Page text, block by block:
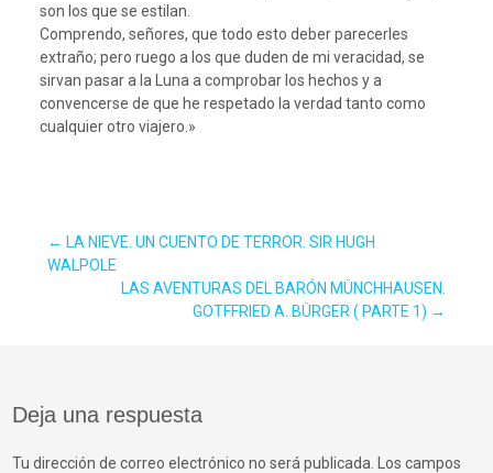
son los que se estilan.
Comprendo, señores, que todo esto deber parecerles
extraño; pero ruego a los que duden de mi veracidad, se
sirvan pasar a la Luna a comprobar los hechos y a
convencerse de que he respetado la verdad tanto como
cualquier otro viajero.»
Navegación
entradas
← LA NIEVE. UN CUENTO DE TERROR. SIR HUGH
WALPOLE
LAS AVENTURAS DEL BARÓN MÜNCHHAUSEN.
GOTFFRIED A. BÜRGER ( PARTE 1) →
Deja una respuesta
Tu dirección de correo electrónico no será publicada.
Los campos